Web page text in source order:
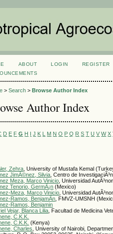
ABOUT LOGIN REGISTER
>Search >Browse Author Index
Author Index
D E F G H I J K L M N O P Q R S T U V W X
Zehra , University of Mustafa Kemal
JimÃ©nez, Silvia , Centro de
Meza, Marco Vinicio , Universidad
Tenorio, GermÃ¡n (Mexico)
Meza, Marco Vinicio , Universidad
Ramos, BenjamÃ­n , FMVZ-UMSNH
Ramos, Benjamin
Vejar, Blanca Lilia , Facultad de Medicina
C.K.K.
C.K.K. (Kenya)
Charles , University of Nairobi,